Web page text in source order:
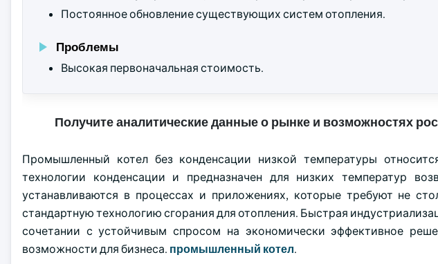
Постоянное обновление существующих систем отопления.
Проблемы
Высокая первоначальная стоимость.
Получите аналитические данные о рынке и возможностях
Промышленный котел без конденсации низкой температуры
технологии конденсации и предназначен для низких температур
устанавливаются в процессах и приложениях, которые требуют не
стандартную технологию сгорания для отопления. Быстрая
сочетании с устойчивым спросом на экономически эффективное
возможности для бизнеса. промышленный котел.